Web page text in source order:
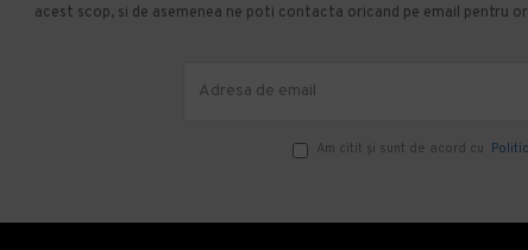
acest scop, si de asemenea ne poti contacta oricand pe email pentru
Am citit şi sunt de acord cu